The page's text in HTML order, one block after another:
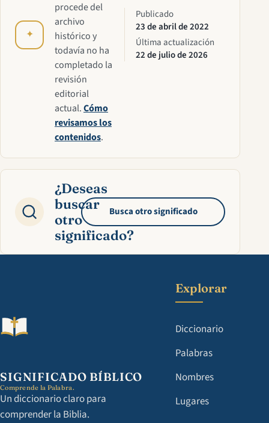
✦
procede del
archivo
histórico y
todavía no ha
completado la
revisión
editorial
actual.Cómo
revisamos los
contenidos.
Publicado
23 de abril de 2022
Última actualización
22 de julio de 2026
¿Deseas
buscar
otro
significado?
Busca otro significado
SIGNIFICADO BÍBLICO
Comprende la Palabra.
Un diccionario claro para
comprender la Biblia.
Explorar
Diccionario
Palabras
Nombres
Lugares